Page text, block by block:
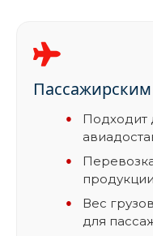
Подходит
Вес
для